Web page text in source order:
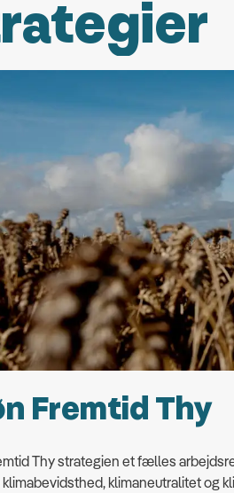
Fremtid Thy
Thy strategien et fælles
klimaneutralitet og